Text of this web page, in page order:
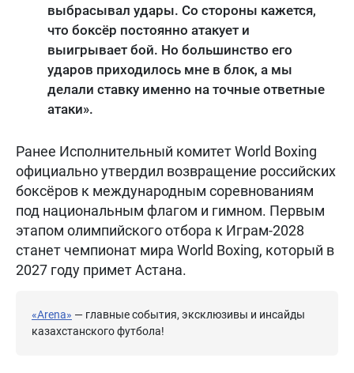
выбрасывал удары. Со стороны кажется,
что боксёр постоянно атакует и
выигрывает бой. Но большинство его
ударов приходилось мне в блок, а мы
делали ставку именно на точные ответные
атаки».
Ранее Исполнительный комитет World Boxing
официально утвердил возвращение российских
боксёров к международным соревнованиям
под национальным флагом и гимном. Первым
этапом олимпийского отбора к Играм-2028
станет чемпионат мира World Boxing, который в
2027 году примет Астана.
«Arena» — главные события, эксклюзивы и инсайды
казахстанского футбола!